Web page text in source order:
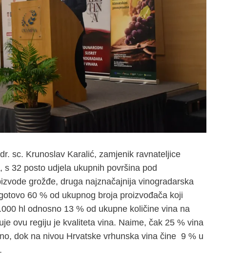
sc. Krunoslav Karalić, zamjenik ravnateljice
32 posto udjela ukupnih površina pod
grožđe, druga najznačajnija vinogradarska
60 % od ukupnog broja proizvođača koji
hl odnosno 13 % od ukupne količine vina na
ovu regiju je kvaliteta vina. Naime, čak 25 % vina
dok na nivou Hrvatske vrhunska vina čine 9 % u